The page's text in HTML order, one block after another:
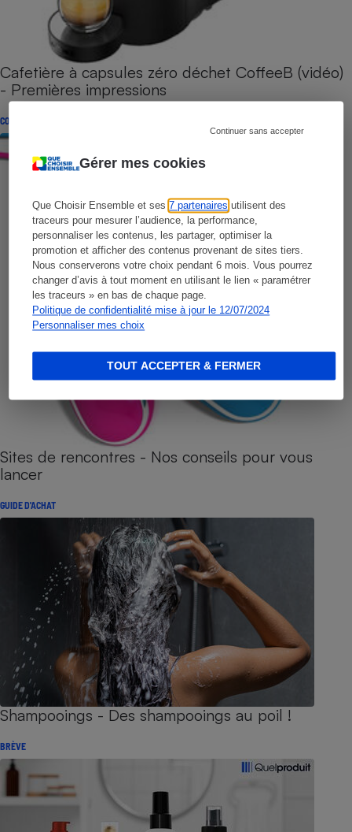
Gérer mes cookies
Que Choisir Ensemble et ses7 partenaires utilisent des
traceurs pour mesurer l’audience, la performance,
personnaliser les contenus, les partager, optimiser la
promotion et afficher des contenus provenant de sites tiers.
Nous conserverons votre choix pendant 6 mois. Vous pourrez
changer d’avis à tout moment en utilisant le lien « paramétrer
les traceurs » en bas de chaque page.
Politique de confidentialité mise à jour le 12/07/2024
Personnaliser mes choix
Continuer sans accepter
TOUT ACCEPTER & FERMER
Cafetière à capsules zéro déchet CoffeeB (vidéo)
- Premières impressions
CONSEILS
Sites de rencontres - Nos conseils pour vous
lancer
GUIDE D'ACHAT
Shampooings - Des shampooings au poil !
BRÈVE